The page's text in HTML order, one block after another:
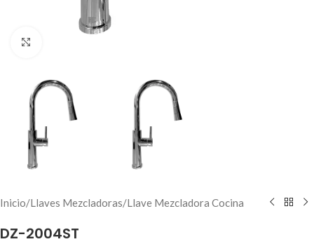
Inicio/Llaves Mezcladoras/Llave Mezcladora Cocina
DZ-2004ST